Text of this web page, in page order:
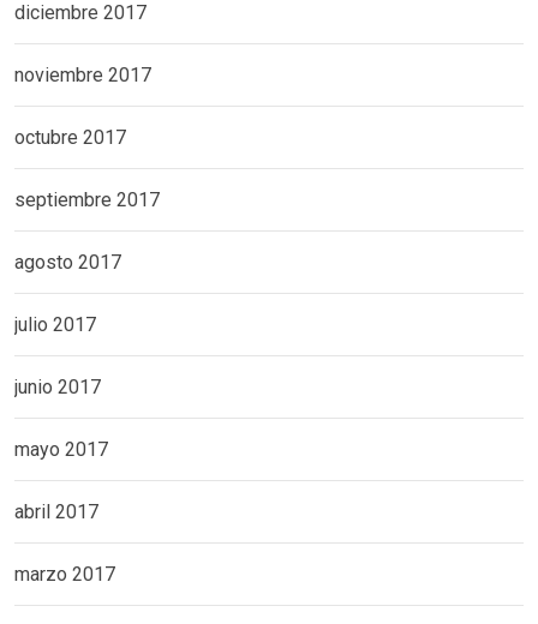
diciembre 2017
noviembre 2017
octubre 2017
septiembre 2017
agosto 2017
julio 2017
junio 2017
mayo 2017
abril 2017
marzo 2017